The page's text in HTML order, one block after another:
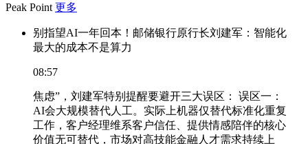
Peak Point 更多
别指望AI一年回本！邮储银行原行长刘建军：智能化
最大的成本不是算力
08:57
焦虑”，刘建军特别提醒要避开三大误区： 误区一：
AI会大规模替代人工。实际上机器仅替代标准化重复
工作，客户经理维系客户信任、提供情感陪伴的核心
价值无可替代，市场对高技能金融人才需求持续上